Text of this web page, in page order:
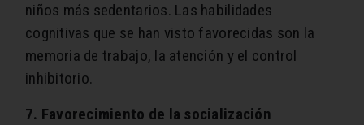
niños más sedentarios. Las habilidades
cognitivas que se han visto favorecidas son la
memoria de trabajo, la atención y el control
inhibitorio.
7. Favorecimiento de la socialización